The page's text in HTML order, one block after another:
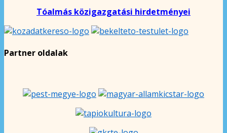
Tóalmás közigazgatási hirdetményei
Partner oldalak